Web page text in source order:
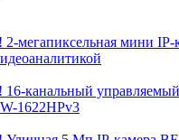
2-мегапиксельная мини
16-канальный
1622HPv3